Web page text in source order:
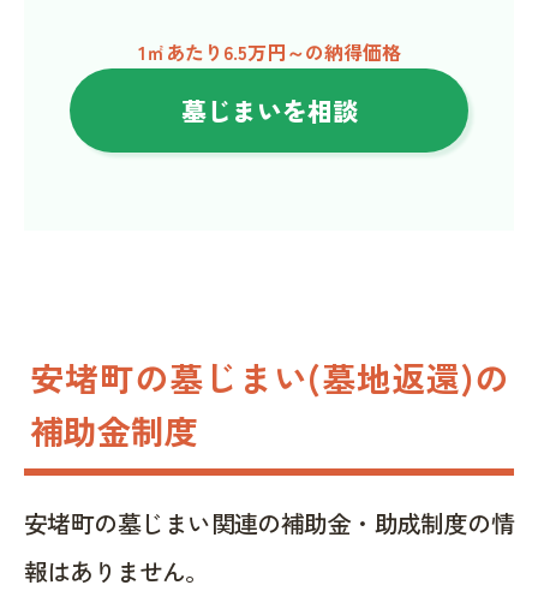
1㎡あたり6.5万円～の納得価格
墓じまいを相談
安堵町の墓じまい(墓地返還)の
補助金制度
安堵町の墓じまい関連の補助金・助成制度の情
報はありません。